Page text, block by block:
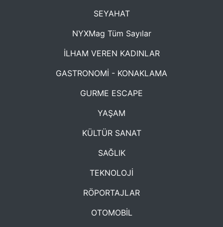
SEYAHAT
NYXMag Tüm Sayılar
İLHAM VEREN KADINLAR
GASTRONOMİ - KONAKLAMA
GURME ESCAPE
YAŞAM
KÜLTÜR SANAT
SAĞLIK
TEKNOLOJİ
RÖPORTAJLAR
OTOMOBİL